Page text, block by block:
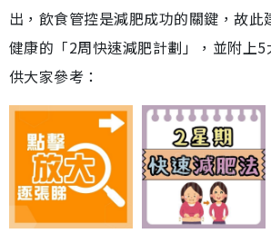
出，飲食管控是減肥成功的關鍵，故此
健康的「2周快速減肥計劃」，並附上5
供大家參考：